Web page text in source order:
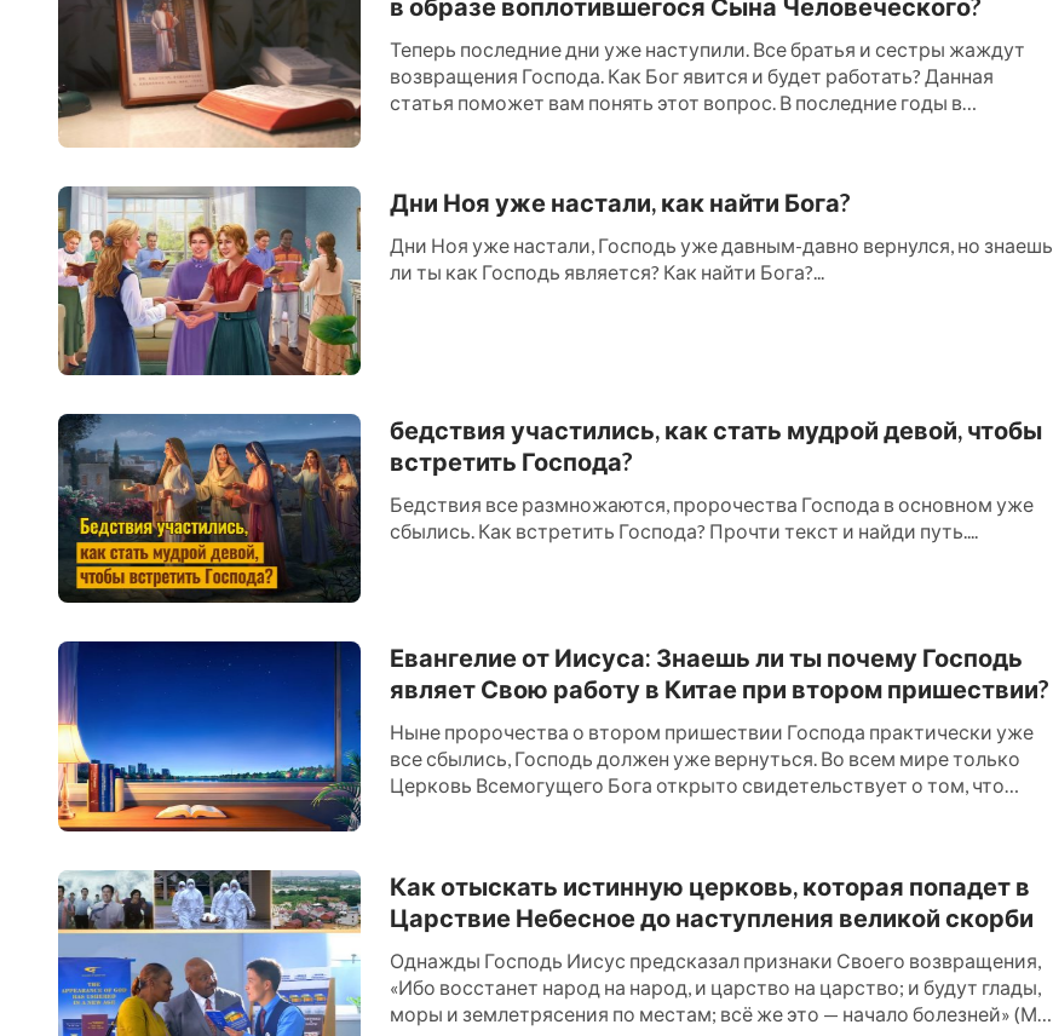
Теперь последние дни уже наступили. Все братья и сестры жаждут
возвращения Господа. Как Бог явится и будет работать? Данная
статья поможет вам понять этот вопрос. В последние годы в
Дни Ноя уже настали, как найти Бога?
Дни Ноя уже настали, Господь уже давным-давно вернулся, но знаешь
ли ты как Господь является? Как найти Бога?...
бедствия участились, как стать мудрой девой, чтобы
встретить Господа?
Бедствия все размножаются, пророчества Господа в основном уже
сбылись. Как встретить Господа? Прочти текст и найди путь....
Евангелие от Иисуса: Знаешь ли ты почему Господь
являет Свою работу в Китае при втором пришествии?
Ныне пророчества о втором пришествии Господа практически уже
все сбылись, Господь должен уже вернуться. Во всем мире только
Церковь Всемогущего Бога открыто свидетельствует о том, что
Как отыскать истинную церковь, которая попадет в
Царствие Небесное до наступления великой скорби
Однажды Господь Иисус предсказал признаки Своего возвращения,
«Ибо восстанет народ на народ, и царство на царство; и будут глады,
моры и землетрясения по местам; всё же это — начало болезней» (Мф.